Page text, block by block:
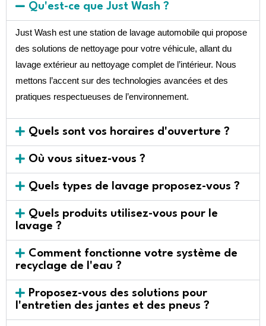
Qu'est-ce que Just Wash ?
Just Wash est une station de lavage automobile qui propose
des solutions de nettoyage pour votre véhicule, allant du
lavage extérieur au nettoyage complet de l’intérieur. Nous
mettons l’accent sur des technologies avancées et des
pratiques respectueuses de l’environnement.
Quels sont vos horaires d'ouverture ?
Où vous situez-vous ?
Quels types de lavage proposez-vous ?
Quels produits utilisez-vous pour le
lavage ?
Comment fonctionne votre système de
recyclage de l'eau ?
Proposez-vous des solutions pour
l'entretien des jantes et des pneus ?